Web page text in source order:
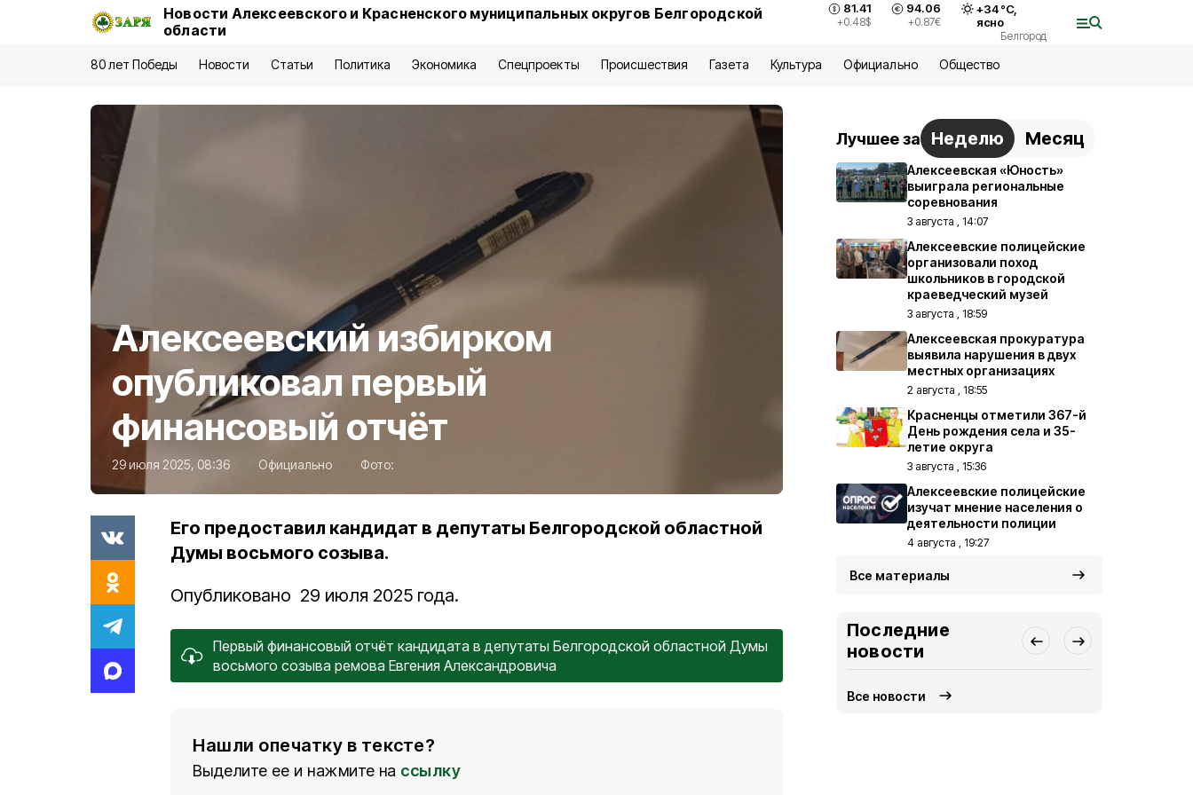
Новости Алексеевского и Красненского муниципальных округов Белгородской
области
81.41
+0.48$
94.06
+0.87€
+34°С,
ясно
Белгород
80 лет Победы Новости Статьи Политика Экономика Спецпроекты Происшествия Газета Культура Официально Общество
Алексеевский избирком
опубликовал первый
финансовый отчёт
29 июля 2025, 08:36 Официально Фото:
Его предоставил кандидат в депутаты Белгородской областной
Думы восьмого созыва.
Опубликовано 29 июля 2025 года.
Первый финансовый отчёт кандидата в депутаты Белгородской областной Думы
восьмого созыва ремова Евгения Александровича
Нашли опечатку в тексте?
Выделите ее и нажмите на ссылку
Лучшее за Неделю Месяц
Алексеевская «Юность»
выиграла региональные
соревнования
3 августа , 14:07
Алексеевские полицейские
организовали поход
школьников в городской
краеведческий музей
3 августа , 18:59
Алексеевская прокуратура
выявила нарушения в двух
местных организациях
2 августа , 18:55
Красненцы отметили 367-й
День рождения села и 35-
летие округа
3 августа , 15:36
Алексеевские полицейские
изучат мнение населения о
деятельности полиции
4 августа , 19:27
Все материалы
Последние
новости
Все новости